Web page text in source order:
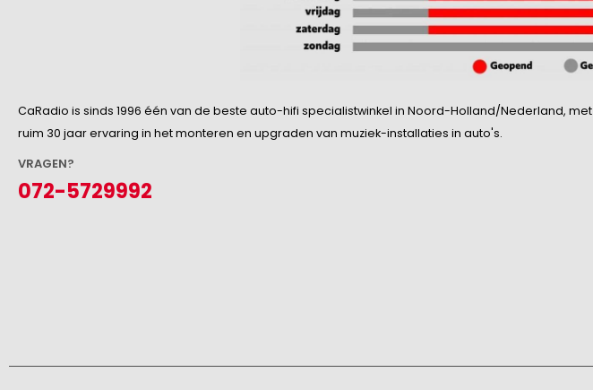
CaRadio is sinds 1996 één van de beste auto-hifi specialistwinkel in Noord-Holland/Nederland, met
ruim 30 jaar ervaring in het monteren en upgraden van muziek-installaties in auto's.
VRAGEN?
072-5729992